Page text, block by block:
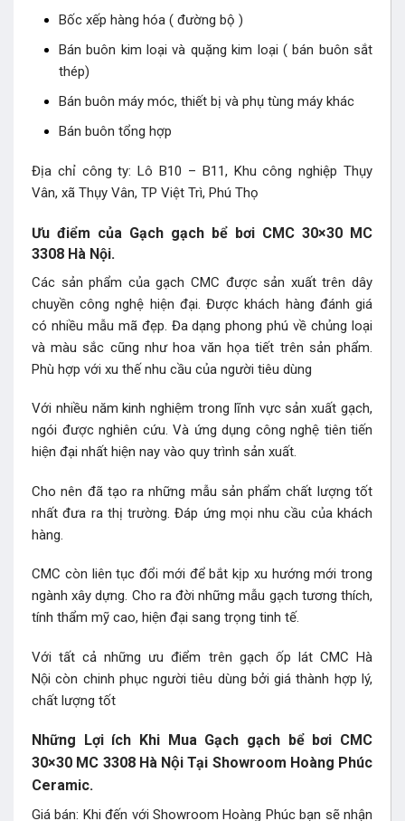
Bốc xếp hàng hóa ( đường bộ )
Bán buôn kim loại và quặng kim loại ( bán buôn sắt
thép)
Bán buôn máy móc, thiết bị và phụ tùng máy khác
Bán buôn tổng hợp
Địa chỉ công ty: Lô B10 – B11, Khu công nghiệp Thụy
Vân, xã Thụy Vân, TP Việt Trì, Phú Thọ
Ưu điểm của Gạch gạch bể bơi CMC 30×30 MC
3308 Hà Nội.
Các sản phẩm của gạch CMC được sản xuất trên dây
chuyền công nghệ hiện đại. Được khách hàng đánh giá
có nhiều mẫu mã đẹp. Đa dạng phong phú về chủng loại
và màu sắc cũng như hoa văn họa tiết trên sản phẩm.
Phù hợp với xu thế nhu cầu của người tiêu dùng
Với nhiều năm kinh nghiệm trong lĩnh vực sản xuất gạch,
ngói được nghiên cứu. Và ứng dụng công nghệ tiên tiến
hiện đại nhất hiện nay vào quy trình sản xuất.
Cho nên đã tạo ra những mẫu sản phẩm chất lượng tốt
nhất đưa ra thị trường. Đáp ứng mọi nhu cầu của khách
hàng.
CMC còn liên tục đổi mới để bắt kịp xu hướng mới trong
ngành xây dựng. Cho ra đời những mẫu gạch tương thích,
tính thẩm mỹ cao, hiện đại sang trọng tinh tế.
Với tất cả những ưu điểm trên gạch ốp lát CMC Hà
Nội còn chinh phục người tiêu dùng bởi giá thành hợp lý,
chất lượng tốt
Những Lợi ích Khi Mua Gạch gạch bể bơi CMC
30×30 MC 3308 Hà Nội Tại Showroom Hoàng Phúc
Ceramic.
Giá bán: Khi đến với Showroom Hoàng Phúc bạn sẽ nhận